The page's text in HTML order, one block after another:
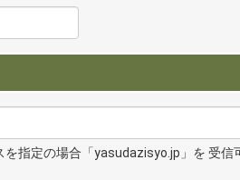
を指定の場合「yasudazisyo.jp」を 受信